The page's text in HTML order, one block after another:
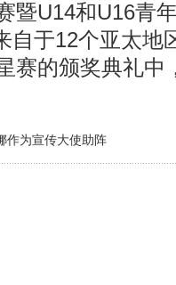
U14和U16青年
自于12个亚太地
赛的颁奖典礼中
作为宣传大使助阵